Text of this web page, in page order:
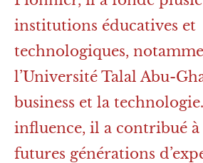
institutions éducatives et
technologiques,
l’Université Talal Abu-
business et la
influence, il a contribué
futures générations